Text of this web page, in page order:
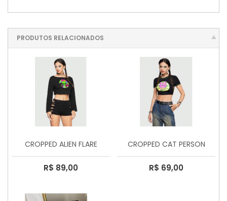
PRODUTOS RELACIONADOS
CROPPED ALIEN FLARE
R$ 89,00
CROPPED CAT PERSON
R$ 69,00